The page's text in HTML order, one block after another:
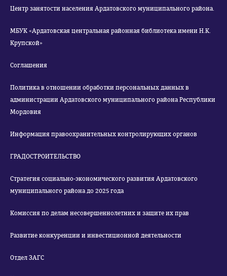
Центр занятости населения Ардатовского муниципального района.
МБУК «Ардатовская центральная районная библиотека имени Н.К.
Крупской»
Соглашения
Политика в отношении обработки персональных данных в
администрации Ардатовского муниципального района Республики
Мордовия
Информация правоохранительных контролирующих органов
ГРАДОСТРОИТЕЛЬСТВО
Стратегия социально-экономического развития Ардатовского
муниципального района до 2025 года
Комиссия по делам несовершеннолетних и защите их прав
Развитие конкуренции и инвестиционной деятельности
Отдел ЗАГС